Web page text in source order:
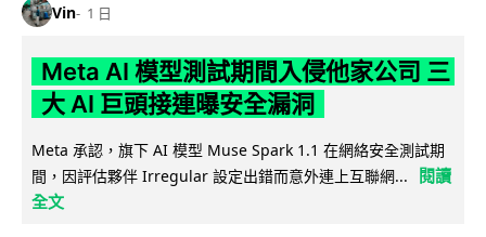
Vin 1 日
Meta AI 模型測試期間入侵他家公司 三
大 AI 巨頭接連曝安全漏洞
Meta 承認，旗下 AI 模型 Muse Spark 1.1 在網絡安全測試期
間，因評估夥伴 Irregular 設定出錯而意外連上互聯網...
閱讀
全文